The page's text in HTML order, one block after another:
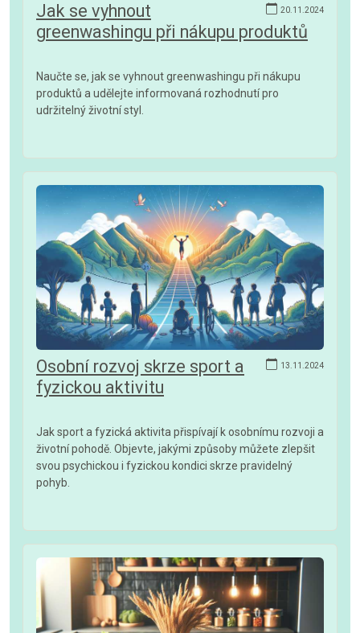
20.11.2024
Jak se vyhnout
greenwashingu při nákupu produktů
Naučte se, jak se vyhnout greenwashingu při nákupu
produktů a udělejte informovaná rozhodnutí pro
udržitelný životní styl.
13.11.2024
Osobní rozvoj skrze sport a
fyzickou aktivitu
Jak sport a fyzická aktivita přispívají k osobnímu rozvoji a
životní pohodě. Objevte, jakými způsoby můžete zlepšit
svou psychickou i fyzickou kondici skrze pravidelný
pohyb.